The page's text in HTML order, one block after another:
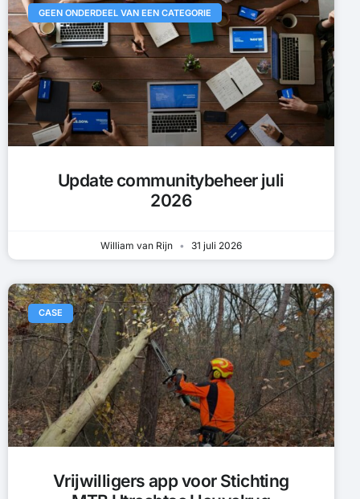
GEEN ONDERDEEL VAN EEN CATEGORIE
Update communitybeheer juli
2026
William van Rijn 31 juli 2026
CASE
Vrijwilligers app voor Stichting